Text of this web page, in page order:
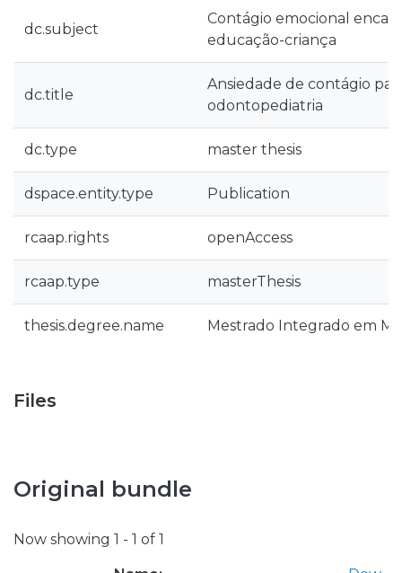
dc.subject
Contágio emocional
educação-criança
dc.title
Ansiedade de contágio
odontopediatria
dc.type master thesis
dspace.entity.type Publication
rcaap.rights openAccess
rcaap.type masterThesis
thesis.degree.name Mestrado Integrado em
Files
Original bundle
Now showing 1 - 1 of 1